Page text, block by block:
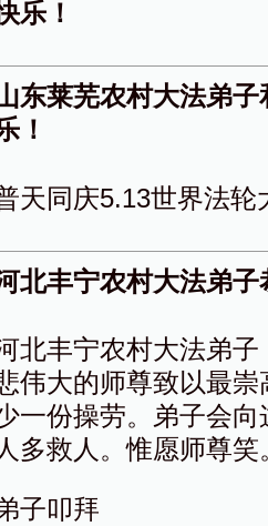
乐！
东莱芜农村大法弟
！
天同庆5.13世界法轮
北丰宁农村大法弟
北丰宁农村大法弟
伟大的师尊致以最
一份操劳。弟子会
多救人。惟愿师尊笑
子叩拜